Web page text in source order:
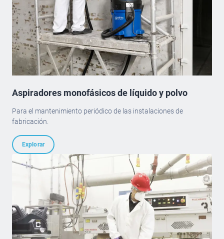
Aspiradores monofásicos de líquido y polvo
Para el mantenimiento periódico de las instalaciones de
fabricación.
Explorar